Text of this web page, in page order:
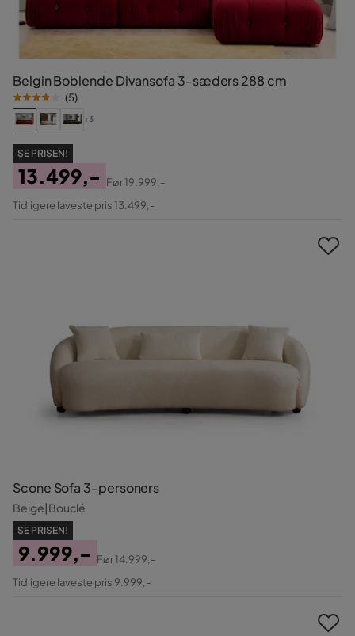
Belgin Boblende Divansofa 3-sæders 288 cm
(5)
+3
SE PRISEN!
Pris
13.499,-
Original
Før19.999,-
Tidligere laveste pris 13.499,-
Scone Sofa 3-personers
Beige|Bouclé
SE PRISEN!
Pris
9.999,-
Original
Før14.999,-
Tidligere laveste pris 9.999,-